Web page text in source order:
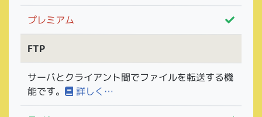
プレミアム
FTP
サーバとクライアント間でファイルを転送する機
能です。 詳しく…